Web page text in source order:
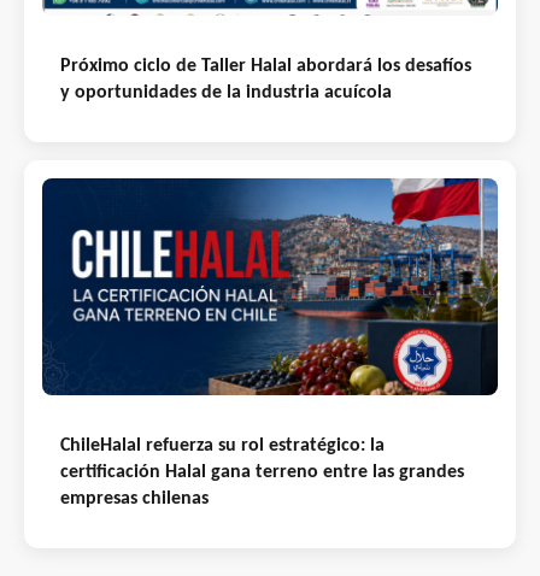
Próximo ciclo de Taller Halal abordará los desafíos
y oportunidades de la industria acuícola
ChileHalal refuerza su rol estratégico: la
certificación Halal gana terreno entre las grandes
empresas chilenas